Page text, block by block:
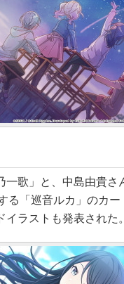
歌」と、中島由貴さ
る「巡音ルカ」のカ
ラストも発表された。